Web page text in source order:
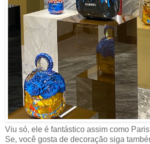
Viu só, ele é fantástico assim como
Se, você gosta de decoração siga